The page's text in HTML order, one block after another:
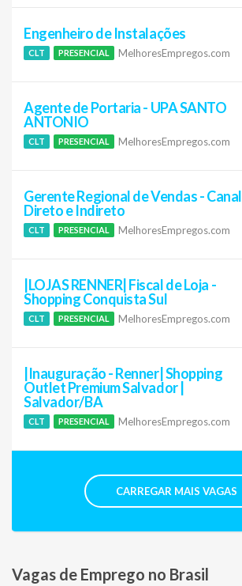
Engenheiro de Instalações
CLT PRESENCIAL MelhoresEmpregos.com
Agente de Portaria - UPA SANTO
ANTONIO
CLT PRESENCIAL MelhoresEmpregos.com
Gerente Regional de Vendas - Canal
Direto e Indireto
CLT PRESENCIAL MelhoresEmpregos.com
|LOJAS RENNER| Fiscal de Loja -
Shopping Conquista Sul
CLT PRESENCIAL MelhoresEmpregos.com
|Inauguração - Renner| Shopping
Outlet Premium Salvador |
Salvador/BA
CLT PRESENCIAL MelhoresEmpregos.com
CARREGAR MAIS VAGAS
Vagas de Emprego no Brasil